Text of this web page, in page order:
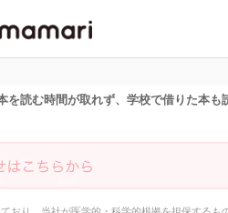
報サイト
読む時間が取れず、学校で借りた本